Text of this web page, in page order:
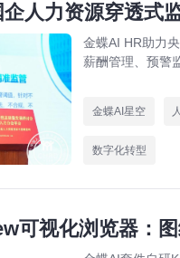
人力资源穿透式
金蝶AI HR助力
薪酬管理、预警
金蝶AI星空
数字化转型
可视化浏览器：